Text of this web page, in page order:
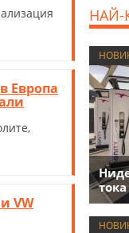
Европа
VW
НАЙ-